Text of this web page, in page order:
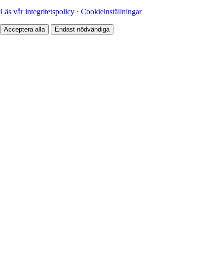
Läs vår integritetspolicy · Cookieinställningar
Acceptera alla Endast nödvändiga